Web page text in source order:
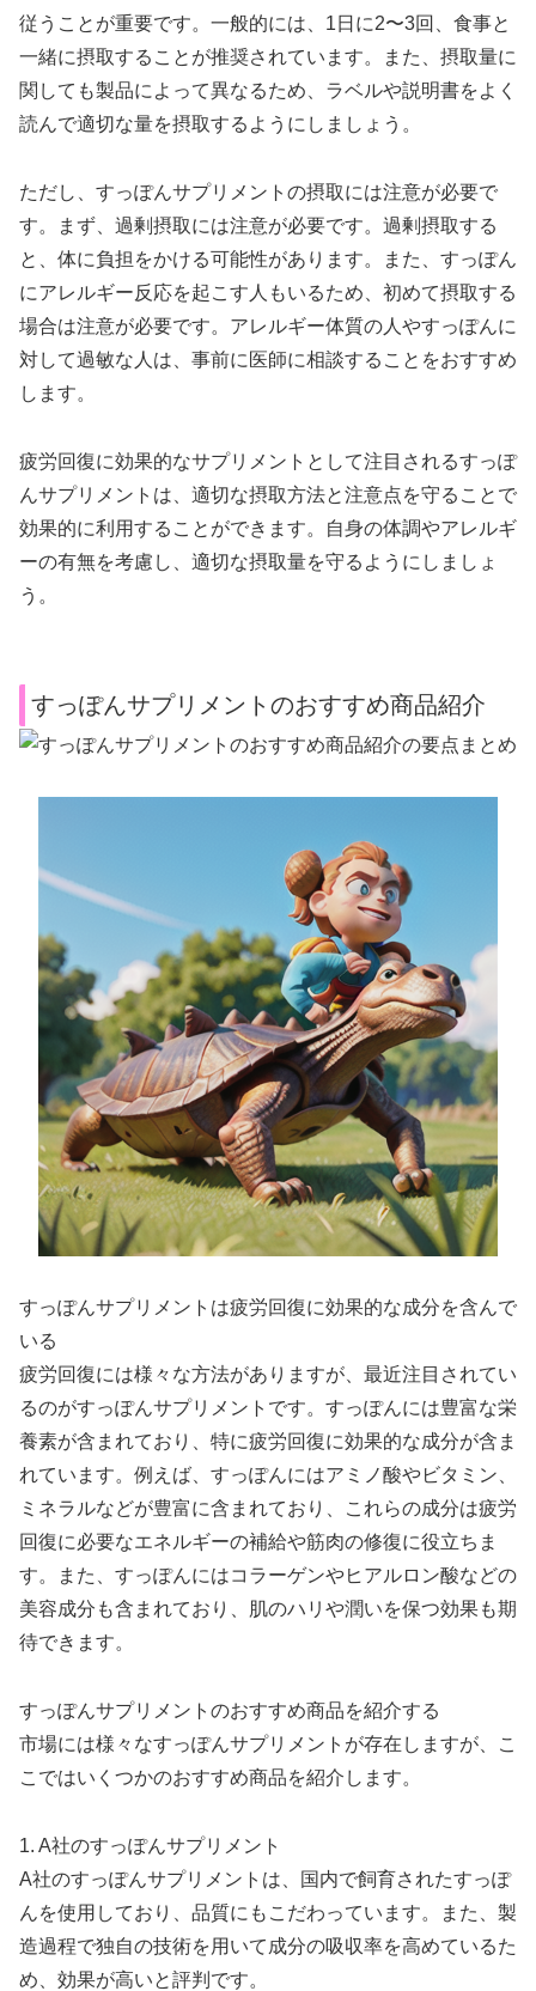
従うことが重要です。一般的には、1日に2〜3回、食事と
一緒に摂取することが推奨されています。また、摂取量に
関しても製品によって異なるため、ラベルや説明書をよく
読んで適切な量を摂取するようにしましょう。
ただし、すっぽんサプリメントの摂取には注意が必要で
す。まず、過剰摂取には注意が必要です。過剰摂取する
と、体に負担をかける可能性があります。また、すっぽん
にアレルギー反応を起こす人もいるため、初めて摂取する
場合は注意が必要です。アレルギー体質の人やすっぽんに
対して過敏な人は、事前に医師に相談することをおすすめ
します。
疲労回復に効果的なサプリメントとして注目されるすっぽ
んサプリメントは、適切な摂取方法と注意点を守ることで
効果的に利用することができます。自身の体調やアレルギ
ーの有無を考慮し、適切な摂取量を守るようにしましょ
う。
すっぽんサプリメントのおすすめ商品紹介
すっぽんサプリメントは疲労回復に効果的な成分を含んで
いる
疲労回復には様々な方法がありますが、最近注目されてい
るのがすっぽんサプリメントです。すっぽんには豊富な栄
養素が含まれており、特に疲労回復に効果的な成分が含ま
れています。例えば、すっぽんにはアミノ酸やビタミン、
ミネラルなどが豊富に含まれており、これらの成分は疲労
回復に必要なエネルギーの補給や筋肉の修復に役立ちま
す。また、すっぽんにはコラーゲンやヒアルロン酸などの
美容成分も含まれており、肌のハリや潤いを保つ効果も期
待できます。
すっぽんサプリメントのおすすめ商品を紹介する
市場には様々なすっぽんサプリメントが存在しますが、こ
こではいくつかのおすすめ商品を紹介します。
1. A社のすっぽんサプリメント
A社のすっぽんサプリメントは、国内で飼育されたすっぽ
んを使用しており、品質にもこだわっています。また、製
造過程で独自の技術を用いて成分の吸収率を高めているた
め、効果が高いと評判です。